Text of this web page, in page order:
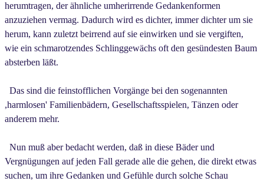
herumtragen, der ähnliche umherirrende Gedankenformen
anzuziehen vermag. Dadurch wird es dichter, immer dichter um sie
herum, kann zuletzt beirrend auf sie einwirken und sie vergiften,
wie ein schmarotzendes Schlinggewächs oft den gesündesten Baum
absterben läßt.
Das sind die feinstofflichen Vorgänge bei den sogenannten
,harmlosen' Familienbädern, Gesellschaftsspielen, Tänzen oder
anderem mehr.
Nun muß aber bedacht werden, daß in diese Bäder und
Vergnügungen auf jeden Fall gerade alle die gehen, die direkt etwas
suchen, um ihre Gedanken und Gefühle durch solche Schau